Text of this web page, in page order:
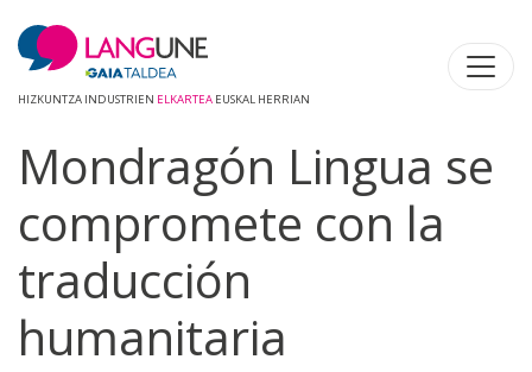
HIZKUNTZA INDUSTRIEN ELKARTEA EUSKAL HERRIAN
Mondragón Lingua se
compromete con la
traducción
humanitaria